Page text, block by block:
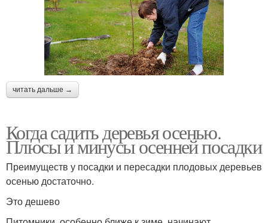
читать дальше →
Когда садить деревья осенью.
Плюсы и минусы осенней посадки
Преимуществ у посадки и пересадки плодовых деревьев
осенью достаточно.
Это дешево